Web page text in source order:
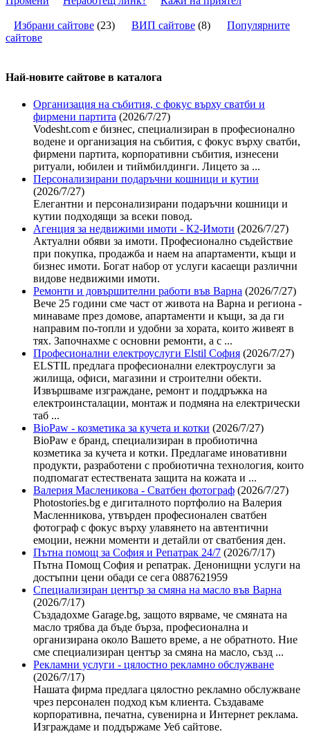
Избрани сайтове (23) ВИП сайтове (8) Популярните
сайтове
Най-новите сайтoве в каталога
Организация на събития, с фокус върху сватби и
фирмени партита (2026/7/27)
Vodesht.com е бизнес, специализиран в професионално
водене и организация на събития, с фокус върху сватби,
фирмени партита, корпоративни събития, изнесени
ритуали, юбилеи и тиймбилдинги. Лицето за ...
Персонализирани подаръчни кошници и кутии
(2026/7/27)
Елегантни и персонализирани подаръчни кошници и
кутии подходящи за всеки повод.
Агенция за недвижими имоти - К2-Имоти (2026/7/27)
Актуални обяви за имоти. Професионално съдействие
при покупка, продажба и наем на апартаменти, къщи и
бизнес имоти. Богат набор от услуги касаещи различни
видове недвижими имоти.
Ремонти и довършителни работи във Варна (2026/7/27)
Вече 25 години сме част от живота на Варна и региона -
минаваме през домове, апартаменти и къщи, за да ги
направим по-топли и удобни за хората, които живеят в
тях. Започнахме с основни ремонти, а с ...
Професионални електроуслуги Elstil София (2026/7/27)
ELSTIL предлага професионални електроуслуги за
жилища, офиси, магазини и строителни обекти.
Извършваме изграждане, ремонт и поддръжка на
електроинсталации, монтаж и подмяна на електрически
таб ...
BioPaw - козметика за кучета и котки (2026/7/27)
BioPaw е бранд, специализиран в пробиотична
козметика за кучета и котки. Предлагаме иновативни
продукти, разработени с пробиотична технология, които
подпомагат естествената защита на кожата и ...
Валерия Масленикова - Сватбен фотограф (2026/7/27)
Photostories.bg е дигиталното портфолио на Валерия
Масленникова, утвърден професионален сватбен
фотограф с фокус върху улавянето на автентични
емоции, нежни моменти и детайли от сватбения ден.
Пътна помощ за София и Репатрак 24/7 (2026/7/17)
Пътна Помощ София и репатрак. Денонищни услуги на
достъпни цени обади се сега 0887621959
Специализиран център за смяна на масло във Варна
(2026/7/17)
Създадохме Garage.bg, защото вярваме, че смяната на
масло трябва да бъде бърза, професионална и
организирана около Вашето време, а не обратното. Ние
сме специализиран център за смяна на масло, създ ...
Рекламни услуги - цялостно рекламно обслужване
(2026/7/17)
Нашата фирма предлага цялостно рекламно обслужване
чрез персонален подход към клиента. Създаваме
корпоративна, печатна, сувенирна и Интернет реклама.
Изграждаме и поддържаме Уеб сайтове.